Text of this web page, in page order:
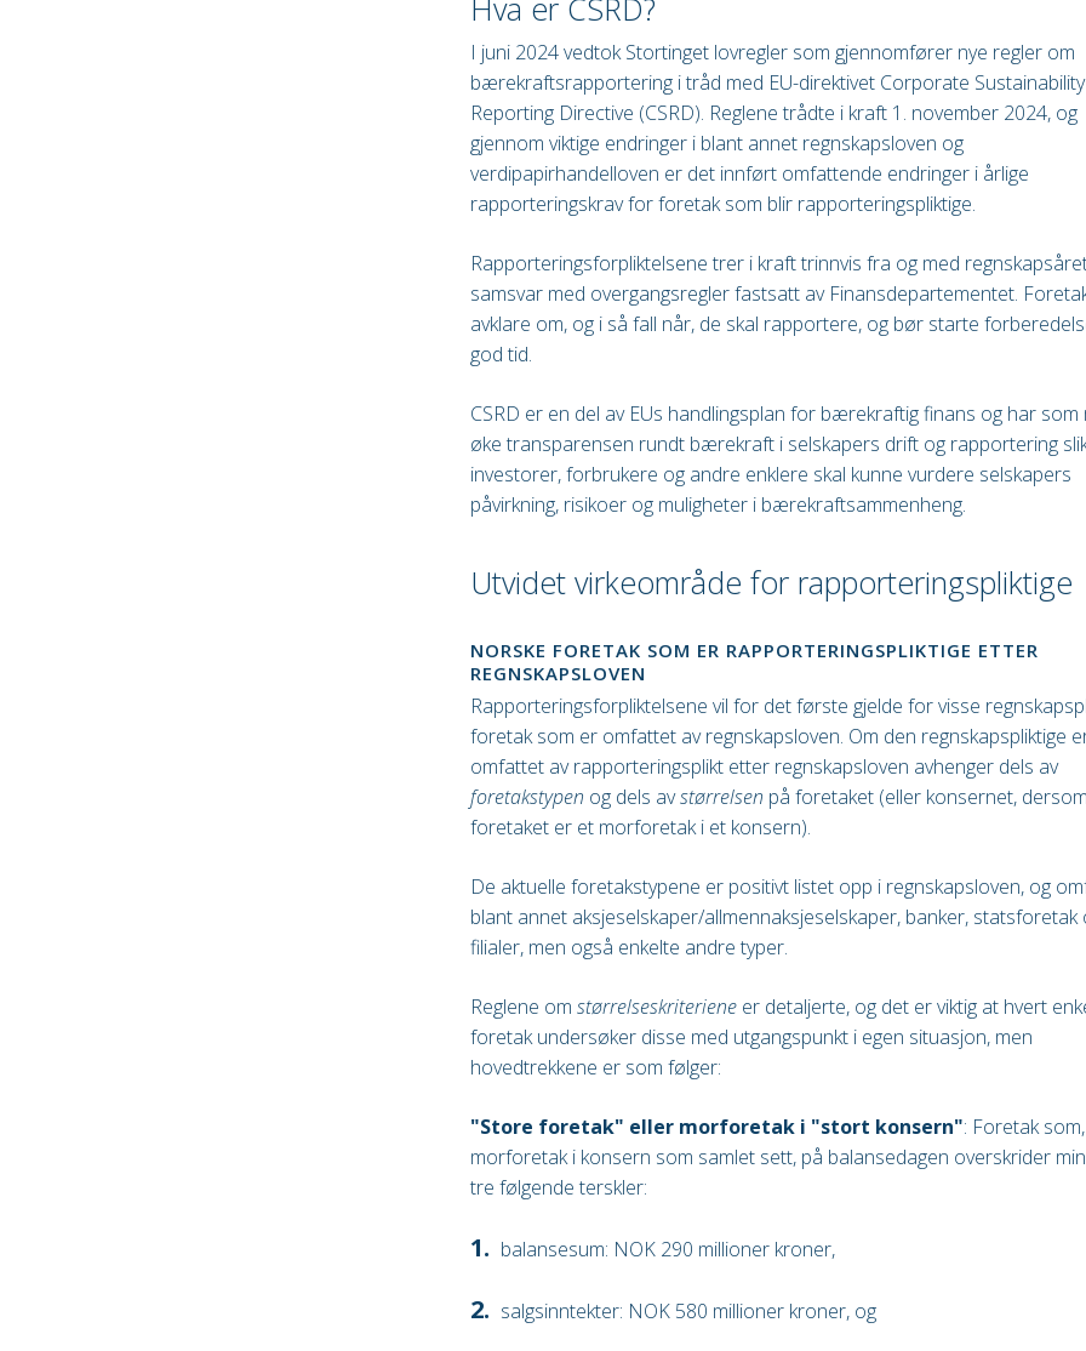
I juni 2024 vedtok Stortinget lovregler som gjennomfører nye regler om
bærekraftsrapportering i tråd med EU-direktivet Corporate Sustainability
Reporting Directive (CSRD). Reglene trådte i kraft 1. november 2024, og
gjennom viktige endringer i blant annet regnskapsloven og
verdipapirhandelloven er det innført omfattende endringer i årlige
rapporteringskrav for foretak som blir rapporteringspliktige.
Rapporteringsforpliktelsene trer i kraft trinnvis fra og med
samsvar med overgangsregler fastsatt av Finansdepartementet.
avklare om, og i så fall når, de skal rapportere, og bør starte
god tid.
CSRD er en del av EUs handlingsplan for bærekraftig finans og har som
øke transparensen rundt bærekraft i selskapers drift og rapportering
investorer, forbrukere og andre enklere skal kunne vurdere selskapers
påvirkning, risikoer og muligheter i bærekraftsammenheng.
Utvidet virkeområde for rapporteringspliktige
NORSKE FORETAK SOM ER RAPPORTERINGSPLIKTIGE ETTER
REGNSKAPSLOVEN
Rapporteringsforpliktelsene vil for det første gjelde for visse
foretak som er omfattet av regnskapsloven. Om den regnskapspliktige
omfattet av rapporteringsplikt etter regnskapsloven avhenger dels av
foretakstypen og dels avstørrelsen på foretaket (eller konsernet, dersom
foretaket er et morforetak i et konsern).
De aktuelle foretakstypene er positivt listet opp i regnskapsloven, og
blant annet aksjeselskaper/allmennaksjeselskaper, banker, statsforetak
filialer, men også enkelte andre typer.
Reglene om størrelseskriteriene er detaljerte, og det er viktig at hvert
foretak undersøker disse med utgangspunkt i egen situasjon, men
hovedtrekkene er som følger:
"Store foretak" eller morforetak i "stort konsern": Foretak
morforetak i konsern som samlet sett, på balansedagen overskrider
tre følgende terskler:
balansesum: NOK 290 millioner kroner,
salgsinntekter: NOK 580 millioner kroner, og